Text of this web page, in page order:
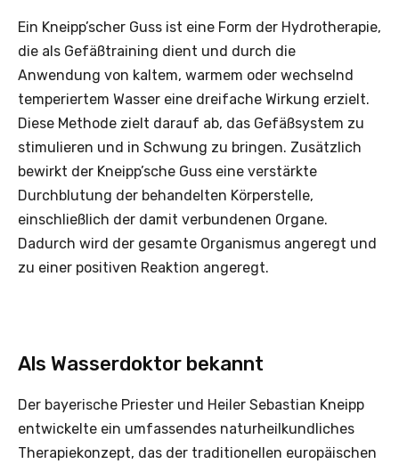
Ein Kneipp’scher Guss ist eine Form der Hydrotherapie,
die als Gefäßtraining dient und durch die
Anwendung von kaltem, warmem oder wechselnd
temperiertem Wasser eine dreifache Wirkung erzielt.
Diese Methode zielt darauf ab, das Gefäßsystem zu
stimulieren und in Schwung zu bringen. Zusätzlich
bewirkt der Kneipp’sche Guss eine verstärkte
Durchblutung der behandelten Körperstelle,
einschließlich der damit verbundenen Organe.
Dadurch wird der gesamte Organismus angeregt und
zu einer positiven Reaktion angeregt.
Als Wasserdoktor bekannt
Der bayerische Priester und Heiler Sebastian Kneipp
entwickelte ein umfassendes naturheilkundliches
Therapiekonzept, das der traditionellen europäischen